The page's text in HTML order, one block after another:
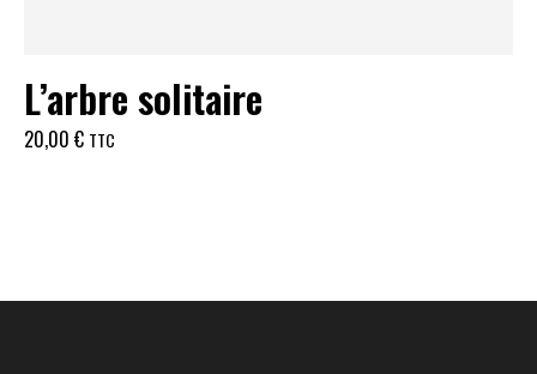
L’arbre solitaire
20,00 € TTC